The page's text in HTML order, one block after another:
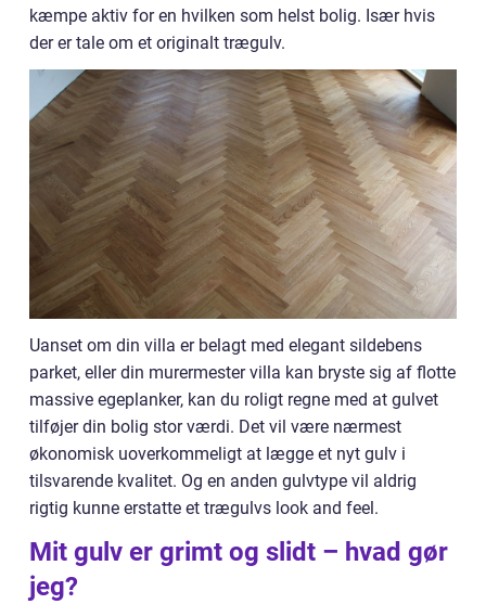
kæmpe aktiv for en hvilken som helst bolig. Især hvis
der er tale om et originalt trægulv.
Uanset om din villa er belagt med elegant sildebens
parket, eller din murermester villa kan bryste sig af flotte
massive egeplanker, kan du roligt regne med at gulvet
tilføjer din bolig stor værdi. Det vil være nærmest
økonomisk uoverkommeligt at lægge et nyt gulv i
tilsvarende kvalitet. Og en anden gulvtype vil aldrig
rigtig kunne erstatte et trægulvs look and feel.
Mit gulv er grimt og slidt – hvad gør
jeg?